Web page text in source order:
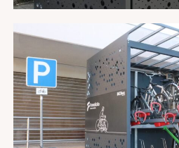
Cantidad de plazas requeridas
Dirección de envío